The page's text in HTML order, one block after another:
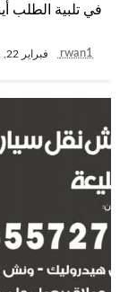
في تلبية الطلب
rwan1 فبراير 22, 2021